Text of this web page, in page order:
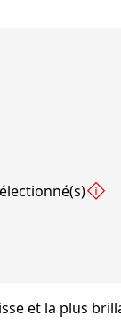
et la plus